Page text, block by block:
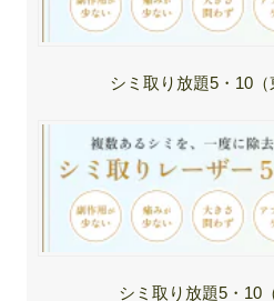
シミ取り放題5・10（
シミ取り放題5・10